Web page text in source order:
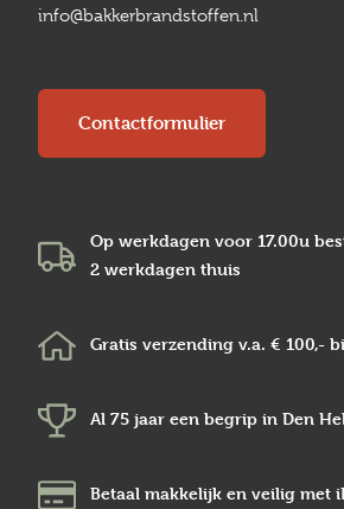
info@bakkerbrandstoffen.nl
Contactformulier
Op werkdagen voor 17.00u
2 werkdagen thuis
Gratis verzending v.a. € 100,-
Al 75 jaar een begrip in Den
Betaal makkelijk en veilig met